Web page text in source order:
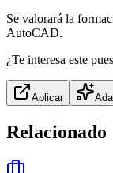
Se valorará la
AutoCAD.
¿Te interesa este
Aplicar
Relacionado